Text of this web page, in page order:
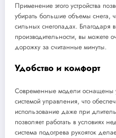
Применение этого устройства
убирать большие объемы снега,
сильных снегопадах. Благодаря
производительности, вы можете
дорожку за считанные минуты.
Удобство и комфорт
Современные модели оснащены
системой управления, что
использование даже при
позволяет работать в условиях
система подогрева рукояток